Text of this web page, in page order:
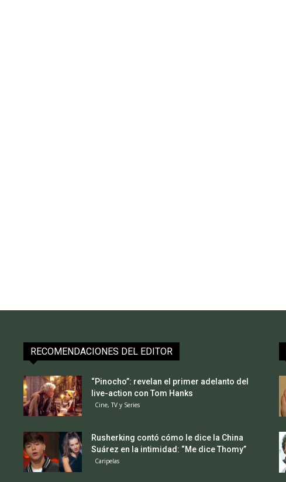
RECOMENDACIONES DEL EDITOR
“Pinocho”: revelan el primer adelanto del
live-action con Tom Hanks
Cine, TV y Series
Rusherking contó cómo le dice la China
Suárez en la intimidad: “Me dice Thomy”
Caripelas